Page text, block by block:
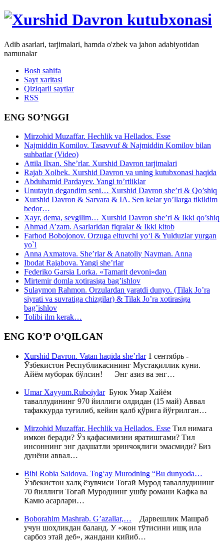
Adib asarlari, tarjimalari, hamda o'zbek va jahon adabiyotidan
namunalar
Bosh sahifa
Sayt xaritasi
Qiziqarli saytlar
RSS
ENG SO’NGGI
Mirzohid Muzaffar. Hechlik va Hellados. Esse
Najmiddin Komilov. Tasavvuf & Najmiddin Komilov bilan
suhbatlar (Video)
Attila Ilxan. She’rlar. Xurshid Davron tarjimalari
Rajab Xolbek. Xurshid Davron va uning kutubxonasi haqida
Abduhamid Pardayev. Yangi to’rtliklar
Unutayin degandim seni… Xurshid Davron she’ri & Qo’shiq
Xurshid Davron & Sarvara & IA. Sen kelar yo’llarga tikildim
bedor…
Xayr, dema, sevgilim… Xurshid Davron she’ri & Ikki qo’shiq
Ahmad A’zam. Asarlaridan fiqralar & Ikki kitob
Farhod Bobojonov. Orzuga eltuvchi yo‘l & Yulduzlar yurgan
yo`l
Anna Axmatova. She’rlar & Anatoliy Nayman. Anna
Ibodat Rajabova. Yangi she’rlar
Federiko Garsia Lorka. «Tamarit devoni»dan
Mirtemir domla xotirasiga bag’ishlov
Sulaymon Rahmon. Orzulardan yaratdi dunyo. (Tilak Jo’ra
siyrati va suvratiga chizgilar) & Tilak Jo’ra xotirasiga
bag’ishlov
Tolibi ilm kerak…
ENG KO’P O’QILGAN
Xurshid Davron. Vatan haqida she’rlar1 сентябрь -
Ўзбекистон Республикасининг Мустақиллик куни.
Айём муборак бўлсин! Энг азиз ва энг…
Umar Xayyom.RuboiylarБуюк Умар Хайём
таваллудининг 970 йиллиги олдидан (15 май) Аввал
тафаккурда туғилиб, кейин қалб қўрига йўғрилган…
Mirzohid Muzaffar. Hechlik va Hellados. Esse Тил нимага
имкон беради? Ўз қафасимизни яратишгами? Тил
инсоннинг энг даҳшатли эринчоқлиги эмасмиди? Биз
дунёни аввал…
Bibi Robia Saidova. Tog‘ay Murodning “Bu dunyoda…
Ўзбекистон халқ ёзувчиси Тоғай Мурод таваллудининг
70 йиллиги Тоғай Муроднинг ушбу романи Кафка ва
Камю асарлари…
Boborahim Mashrab. G’azallar,… Дарвешлик Машраб
учун шоҳликдан баланд. У «жон тўтисини ишқ ила
сарбоз этай деб», жандани кийиб…